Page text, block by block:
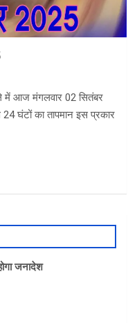
में आज मंगलवार 02 सितंबर
24 घंटों का तापमान इस प्रकार
जनादेश